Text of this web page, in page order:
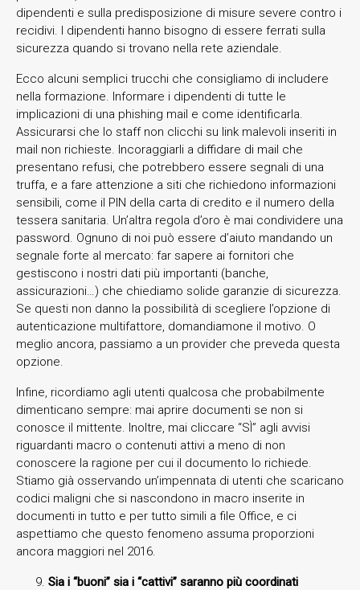
dipendenti e sulla predisposizione di misure severe contro i
recidivi. I dipendenti hanno bisogno di essere ferrati sulla
sicurezza quando si trovano nella rete aziendale.
Ecco alcuni semplici trucchi che consigliamo di includere
nella formazione. Informare i dipendenti di tutte le
implicazioni di una phishing mail e come identificarla.
Assicurarsi che lo staff non clicchi su link malevoli inseriti in
mail non richieste. Incoraggiarli a diffidare di mail che
presentano refusi, che potrebbero essere segnali di una
truffa, e a fare attenzione a siti che richiedono informazioni
sensibili, come il PIN della carta di credito e il numero della
tessera sanitaria. Un’altra regola d’oro è mai condividere una
password. Ognuno di noi può essere d’aiuto mandando un
segnale forte al mercato: far sapere ai fornitori che
gestiscono i nostri dati più importanti (banche,
assicurazioni…) che chiediamo solide garanzie di sicurezza.
Se questi non danno la possibilità di scegliere l’opzione di
autenticazione multifattore, domandiamone il motivo. O
meglio ancora, passiamo a un provider che preveda questa
opzione.
Infine, ricordiamo agli utenti qualcosa che probabilmente
dimenticano sempre: mai aprire documenti se non si
conosce il mittente. Inoltre, mai cliccare “SÌ” agli avvisi
riguardanti macro o contenuti attivi a meno di non
conoscere la ragione per cui il documento lo richiede.
Stiamo già osservando un’impennata di utenti che scaricano
codici maligni che si nascondono in macro inserite in
documenti in tutto e per tutto simili a file Office, e ci
aspettiamo che questo fenomeno assuma proporzioni
ancora maggiori nel 2016.
Sia i “buoni” sia i “cattivi” saranno più coordinati